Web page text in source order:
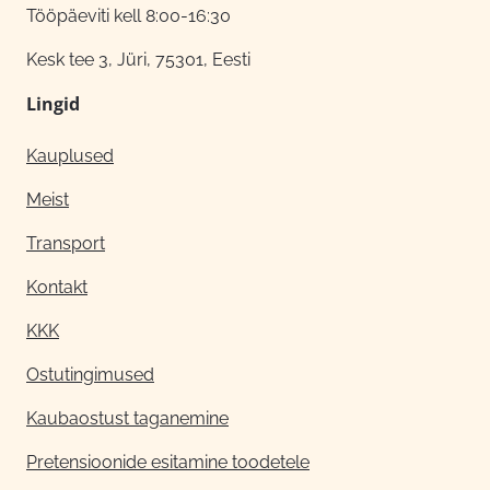
Tööpäeviti kell 8:00-16:30
Kesk tee 3, Jüri, 75301, Eesti
Lingid
Kauplused
Meist
Transport
Kontakt
KKK
Ostutingimused
Kaubaostust taganemine
Pretensioonide esitamine toodetele